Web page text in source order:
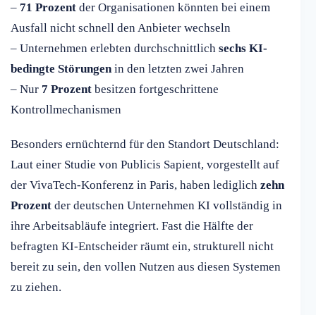
– 71 Prozent der Organisationen könnten bei einem
Ausfall nicht schnell den Anbieter wechseln
– Unternehmen erlebten durchschnittlich sechs KI-
bedingte Störungenin den letzten zwei Jahren
– Nur 7 Prozent besitzen fortgeschrittene
Kontrollmechanismen
Besonders ernüchternd für den Standort Deutschland:
Laut einer Studie von Publicis Sapient, vorgestellt auf
der VivaTech-Konferenz in Paris, haben lediglich zehn
Prozent der deutschen Unternehmen KI vollständig in
ihre Arbeitsabläufe integriert. Fast die Hälfte der
befragten KI-Entscheider räumt ein, strukturell nicht
bereit zu sein, den vollen Nutzen aus diesen Systemen
zu ziehen.